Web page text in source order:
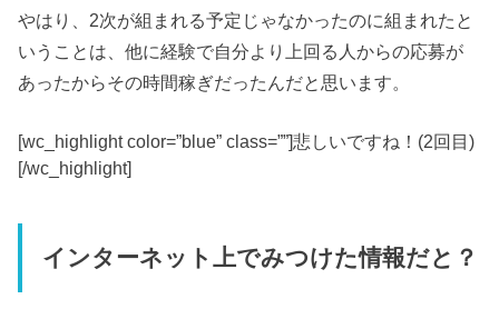
やはり、2次が組まれる予定じゃなかったのに組まれたと
いうことは、他に経験で自分より上回る人からの応募が
あったからその時間稼ぎだったんだと思います。
[wc_highlight color=”blue” class=””]悲しいですね！(2回目)
[/wc_highlight]
インターネット上でみつけた情報だと？